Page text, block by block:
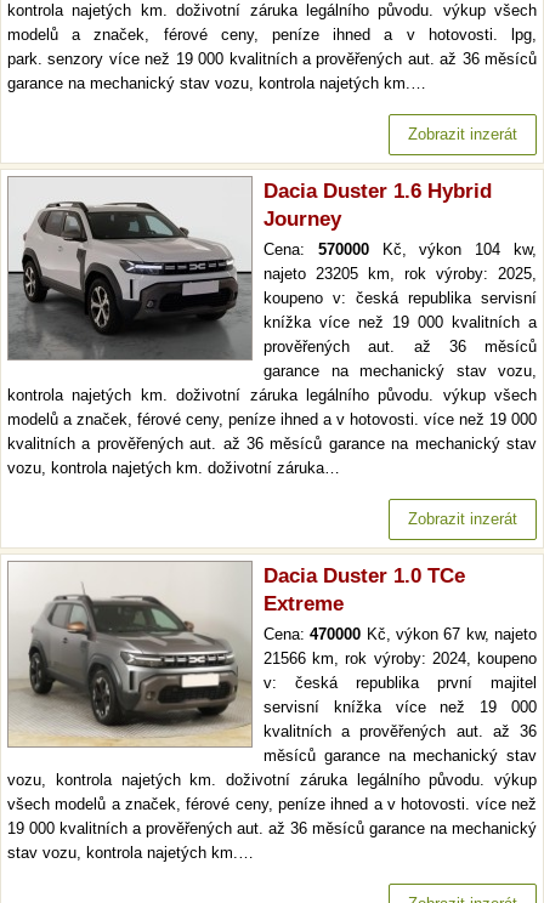
kontrola najetých km. doživotní záruka legálního původu. výkup všech
modelů a značek, férové ceny, peníze ihned a v hotovosti. lpg,
park. senzory více než 19 000 kvalitních a prověřených aut. až 36 měsíců
garance na mechanický stav vozu, kontrola najetých km.…
Zobrazit inzerát
Dacia Duster 1.6 Hybrid
Journey
Cena: 570000Kč, výkon 104 kw,
najeto 23205 km, rok výroby: 2025,
koupeno v: česká republika servisní
knížka více než 19 000 kvalitních a
prověřených aut. až 36 měsíců
garance na mechanický stav vozu,
kontrola najetých km. doživotní záruka legálního původu. výkup všech
modelů a značek, férové ceny, peníze ihned a v hotovosti. více než 19 000
kvalitních a prověřených aut. až 36 měsíců garance na mechanický stav
vozu, kontrola najetých km. doživotní záruka…
Zobrazit inzerát
Dacia Duster 1.0 TCe
Extreme
Cena:470000 Kč, výkon 67 kw, najeto
21566 km, rok výroby: 2024, koupeno
v: česká republika první majitel
servisní knížka více než 19 000
kvalitních a prověřených aut. až 36
měsíců garance na mechanický stav
vozu, kontrola najetých km. doživotní záruka legálního původu. výkup
všech modelů a značek, férové ceny, peníze ihned a v hotovosti. více než
19 000 kvalitních a prověřených aut. až 36 měsíců garance na mechanický
stav vozu, kontrola najetých km.…